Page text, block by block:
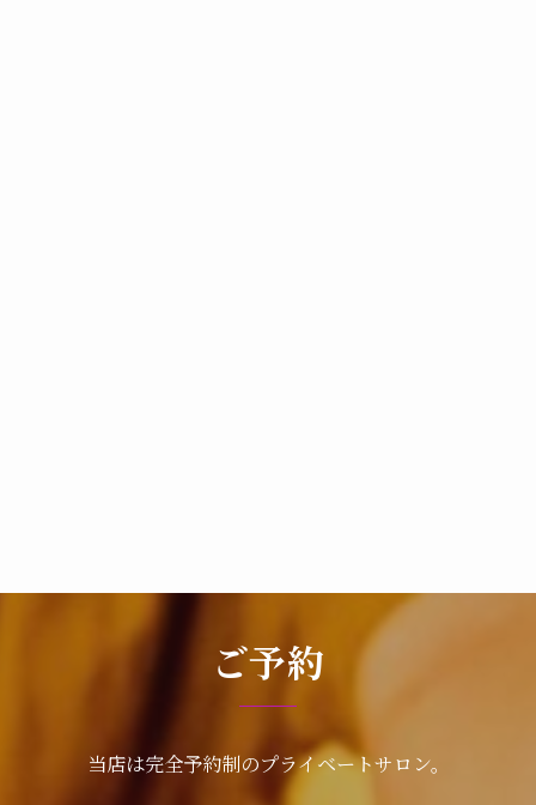
ご予約
当店は完全予約制のプライベートサロン。